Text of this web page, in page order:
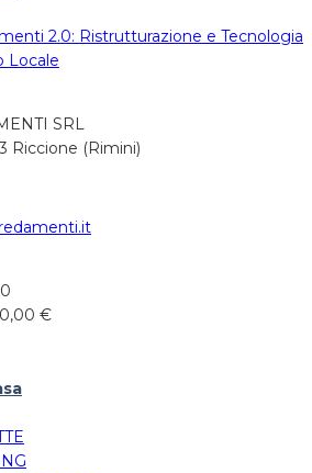
2.0: Ristrutturazione e Tecnologia
Locale
SRL
Riccione (Rimini)
€